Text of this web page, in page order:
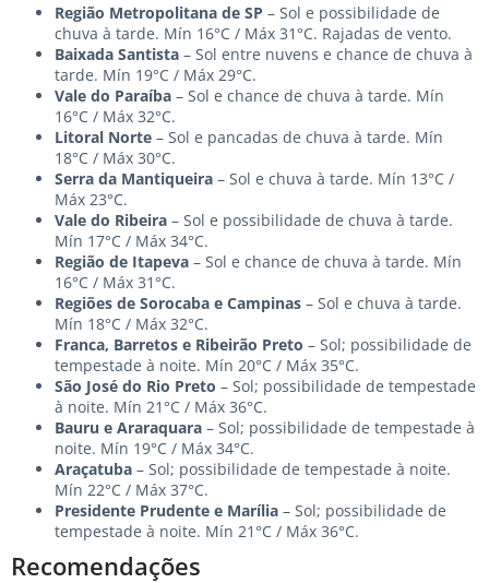
Região Metropolitana de SP – Sol e possibilidade de
chuva à tarde. Mín 16°C / Máx 31°C. Rajadas de vento.
Baixada Santista – Sol entre nuvens e chance de chuva à
tarde. Mín 19°C / Máx 29°C.
Vale do Paraíba – Sol e chance de chuva à tarde. Mín
16°C / Máx 32°C.
Litoral Norte – Sol e pancadas de chuva à tarde. Mín
18°C / Máx 30°C.
Serra da Mantiqueira – Sol e chuva à tarde. Mín 13°C /
Máx 23°C.
Vale do Ribeira – Sol e possibilidade de chuva à tarde.
Mín 17°C / Máx 34°C.
Região de Itapeva – Sol e chance de chuva à tarde. Mín
16°C / Máx 31°C.
Regiões de Sorocaba e Campinas – Sol e chuva à tarde.
Mín 18°C / Máx 32°C.
Franca, Barretos e Ribeirão Preto – Sol; possibilidade de
tempestade à noite. Mín 20°C / Máx 35°C.
São José do Rio Preto – Sol; possibilidade de tempestade
à noite. Mín 21°C / Máx 36°C.
Bauru e Araraquara – Sol; possibilidade de tempestade à
noite. Mín 19°C / Máx 34°C.
Araçatuba – Sol; possibilidade de tempestade à noite.
Mín 22°C / Máx 37°C.
Presidente Prudente e Marília – Sol; possibilidade de
tempestade à noite. Mín 21°C / Máx 36°C.
Recomendações